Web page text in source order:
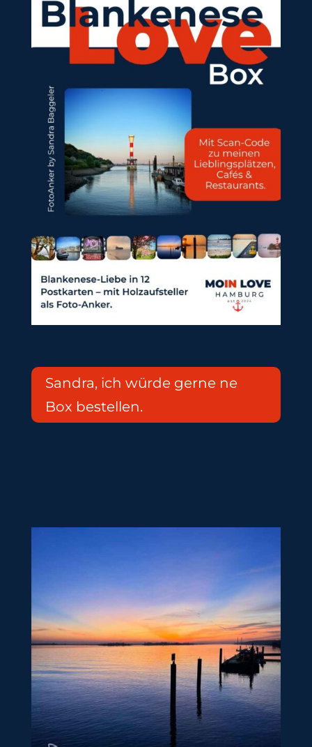
Sandra, ich würde gerne ne
Box bestellen.